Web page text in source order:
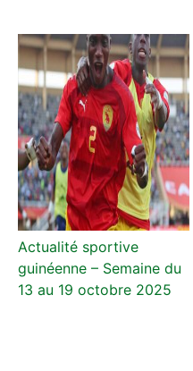
Actualité sportive
guinéenne – Semaine du
13 au 19 octobre 2025